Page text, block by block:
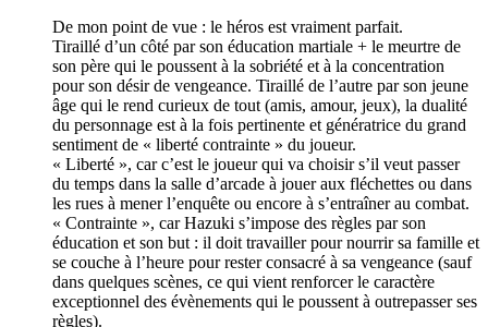
De mon point de vue : le héros est vraiment parfait.
Tiraillé d’un côté par son éducation martiale + le meurtre de
son père qui le poussent à la sobriété et à la concentration
pour son désir de vengeance. Tiraillé de l’autre par son jeune
âge qui le rend curieux de tout (amis, amour, jeux), la dualité
du personnage est à la fois pertinente et génératrice du grand
sentiment de « liberté contrainte » du joueur.
« Liberté », car c’est le joueur qui va choisir s’il veut passer
du temps dans la salle d’arcade à jouer aux fléchettes ou dans
les rues à mener l’enquête ou encore à s’entraîner au combat.
« Contrainte », car Hazuki s’impose des règles par son
éducation et son but : il doit travailler pour nourrir sa famille et
se couche à l’heure pour rester consacré à sa vengeance (sauf
dans quelques scènes, ce qui vient renforcer le caractère
exceptionnel des évènements qui le poussent à outrepasser ses
règles).